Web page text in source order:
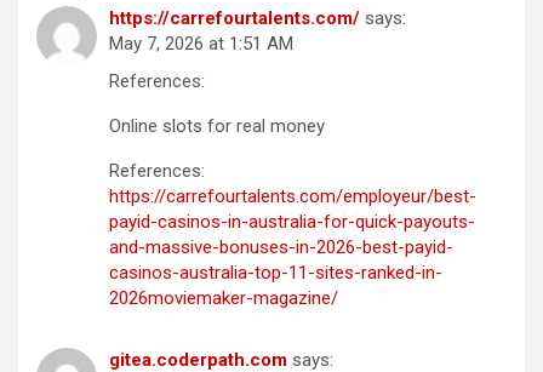
https://carrefourtalents.com/ says:
May 7, 2026 at 1:51 AM
References:
Online slots for real money
References:
https://carrefourtalents.com/employeur/best-
payid-casinos-in-australia-for-quick-payouts-
and-massive-bonuses-in-2026-best-payid-
casinos-australia-top-11-sites-ranked-in-
2026moviemaker-magazine/
gitea.coderpath.com says: